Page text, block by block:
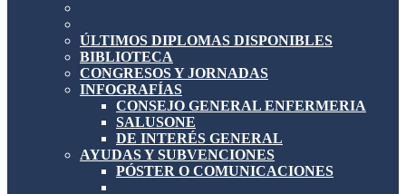
ÚLTIMOS DIPLOMAS DISPONIBLES
BIBLIOTECA
CONGRESOS Y JORNADAS
INFOGRAFÍAS
CONSEJO GENERAL ENFERMERIA
SALUSONE
DE INTERÉS GENERAL
AYUDAS Y SUBVENCIONES
PÓSTER O COMUNICACIONES